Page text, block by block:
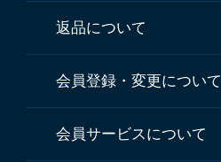
返品について
会員登録・変更について
会員サービスについて